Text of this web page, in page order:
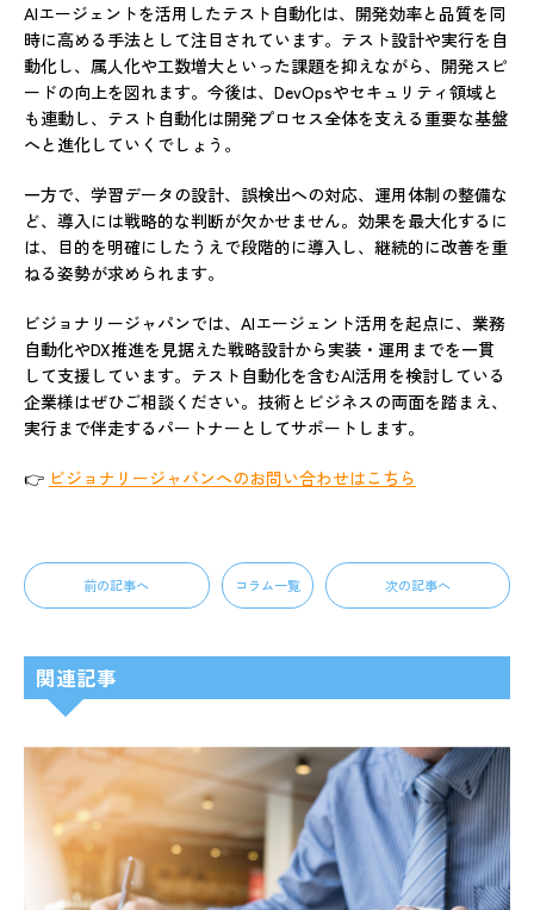
AIエージェントを活用したテスト自動化は、開発効率と品質を同
時に高める手法として注目されています。テスト設計や実行を自
動化し、属人化や工数増大といった課題を抑えながら、開発スピ
ードの向上を図れます。今後は、DevOpsやセキュリティ領域と
も連動し、テスト自動化は開発プロセス全体を支える重要な基盤
へと進化していくでしょう。
一方で、学習データの設計、誤検出への対応、運用体制の整備な
ど、導入には戦略的な判断が欠かせません。効果を最大化するに
は、目的を明確にしたうえで段階的に導入し、継続的に改善を重
ねる姿勢が求められます。
ビジョナリージャパンでは、AIエージェント活用を起点に、業務
自動化やDX推進を見据えた戦略設計から実装・運用までを一貫
して支援しています。テスト自動化を含むAI活用を検討している
企業様はぜひご相談ください。技術とビジネスの両面を踏まえ、
実行まで伴走するパートナーとしてサポートします。
👉 ビジョナリージャパンへのお問い合わせはこちら
前の記事へ コラム一覧 次の記事へ
関連記事